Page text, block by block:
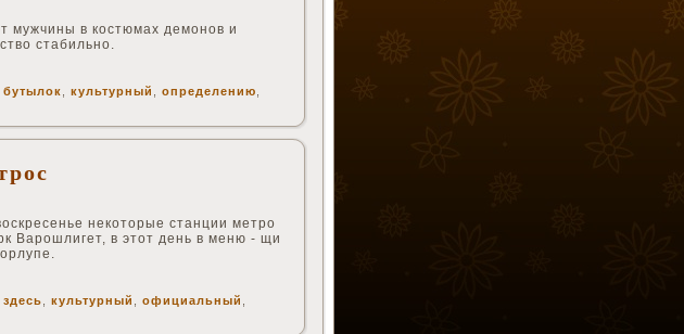
мужчины в костюмах демонов и
стабильно.
бутылок культурный определению
некоторые станции метро
Варошлигет, в этот день в меню - щи
здесь культурный официальный